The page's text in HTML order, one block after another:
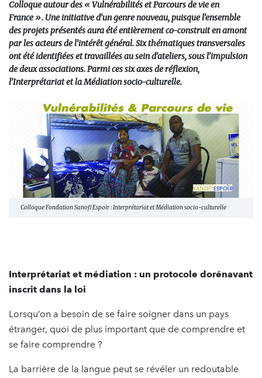
Colloque autour des « Vulnérabilités et Parcours de vie en
France ». Une initiative d’un genre nouveau, puisque l’ensemble
des projets présentés aura été entièrement co-construit en amont
par les acteurs de l’intérêt général. Six thématiques transversales
ont été identifiées et travaillées au sein d’ateliers, sous l’impulsion
de deux associations. Parmi ces six axes de réflexion,
l’Interprétariat et la Médiation socio-culturelle.
Colloque Fondation Sanofi Espoir : Interprétariat et Médiation socio-culturelle
Interprétariat et médiation : un protocole dorénavant
inscrit dans la loi
Lorsqu’on a besoin de se faire soigner dans un pays
étranger, quoi de plus important que de comprendre et
se faire comprendre ?
La barrière de la langue peut se révéler un redoutable